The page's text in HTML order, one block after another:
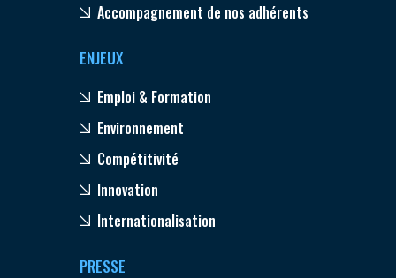
Accompagnement de nos adhérents
ENJEUX
Emploi & Formation
Environnement
Compétitivité
Innovation
Internationalisation
PRESSE